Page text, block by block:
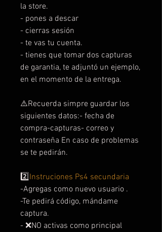
la store.
- pones a descar
- cierras sesión
- te vas tu cuenta.
- tienes que tomar dos capturas
de garantia, te adjuntó un ejemplo,
en el momento de la entrega.
⚠️Recuerda simpre guardar los
siguientes datos:- fecha de
compra-capturas- correo y
contraseña En caso de problemas
se te pedirán.
2️⃣Instruciones Ps4 secundaria
-Agregas como nuevo usuario .
-Te pedirá código, mándame
captura.
- ❌NO activas como principal